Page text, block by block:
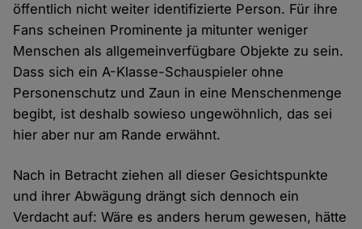
öffentlich nicht weiter identifizierte Person. Für ihre
Fans scheinen Prominente ja mitunter weniger
Menschen als allgemeinverfügbare Objekte zu sein.
Dass sich ein A-Klasse-Schauspieler ohne
Personenschutz und Zaun in eine Menschenmenge
begibt, ist deshalb sowieso ungewöhnlich, das sei
hier aber nur am Rande erwähnt.
Nach in Betracht ziehen all dieser Gesichtspunkte
und ihrer Abwägung drängt sich dennoch ein
Verdacht auf: Wäre es anders herum gewesen, hätte